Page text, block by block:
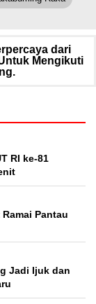
dari
Mengikuti
RI ke-81
Pantau
Jadi Ijuk dan